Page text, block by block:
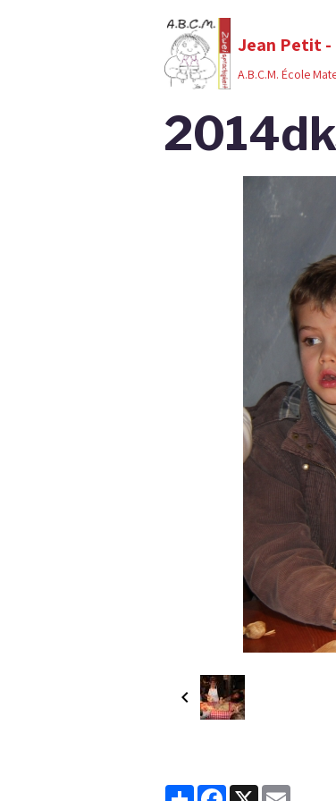
Jean Petit -
A.B.C.M. École
PartagerFacebook
X